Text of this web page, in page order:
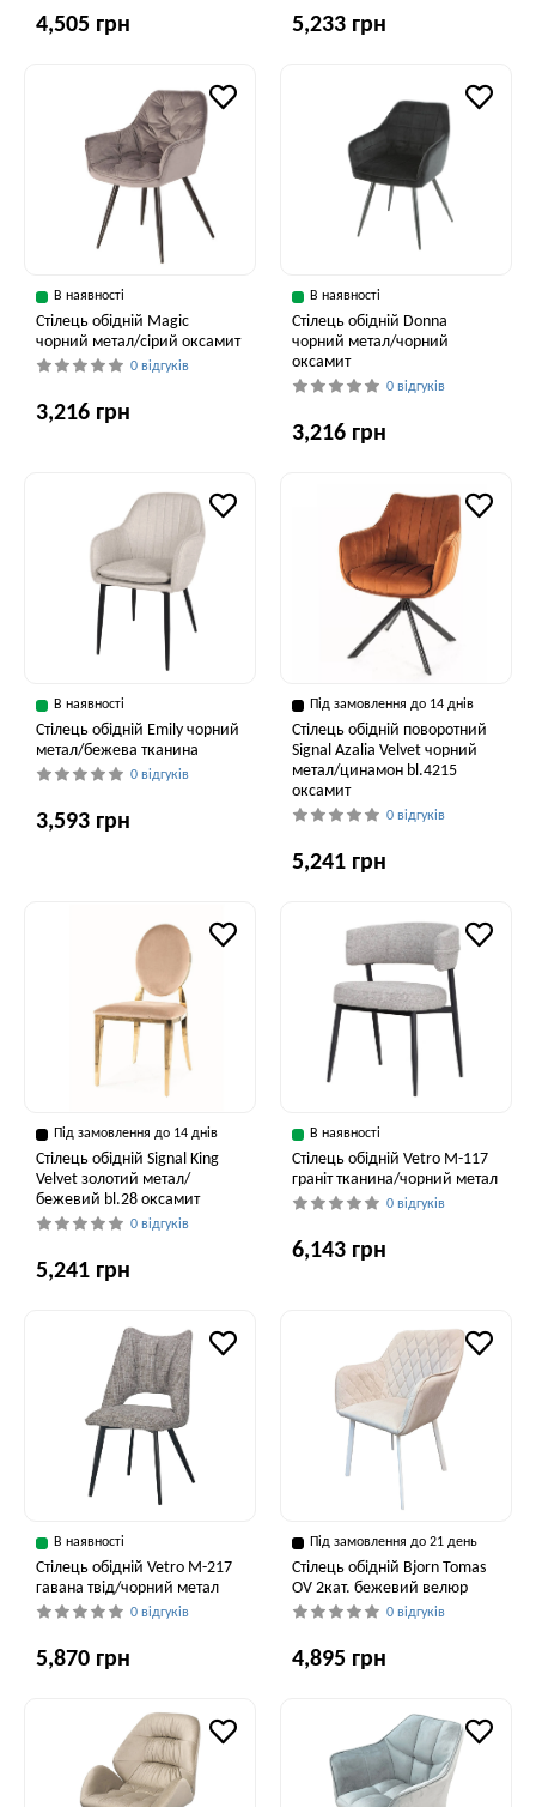
4,505 грн 5,233 грн
В наявності
Стілець обідній Magic
чорний метал/сірий оксамит
0 відгуків
3,216 грн
В наявності
Стілець обідній Donna
чорний метал/чорний
оксамит
0 відгуків
3,216 грн
В наявності
Стілець обідній Emily чорний
метал/бежева тканина
0 відгуків
3,593 грн
Під замовлення до 14 днів
Стілець обідній поворотний
Signal Azalia Velvet чорний
метал/цинамон bl.4215
оксамит
0 відгуків
5,241 грн
Під замовлення до 14 днів
Стілець обідній Signal King
Velvet золотий метал/
бежевий bl.28 оксамит
0 відгуків
5,241 грн
В наявності
Стілець обідній Vetro M-117
граніт тканина/чорний метал
0 відгуків
6,143 грн
В наявності
Стілець обідній Vetro M-217
гавана твід/чорний метал
0 відгуків
5,870 грн
Під замовлення до 21 день
Стілець обідній Bjorn Tomas
OV 2кат. бежевий велюр
0 відгуків
4,895 грн